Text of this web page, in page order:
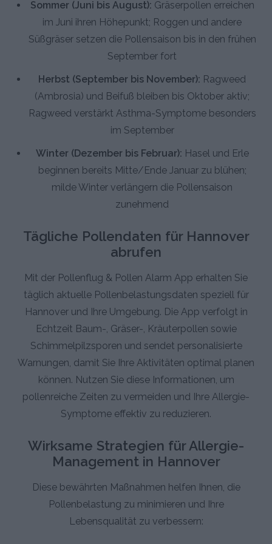
Sommer (Juni bis August): Gräserpollen erreichen
im Juni ihren Höhepunkt; Roggen und andere
Süßgräser setzen die Pollensaison bis in den frühen
September fort
Herbst (September bis November): Ragweed
(Ambrosia) und Beifuß bleiben bis Oktober aktiv;
Ragweed verstärkt Asthma-Symptome besonders
im September
Winter (Dezember bis Februar): Hasel und Erle
beginnen bereits Mitte/Ende Januar zu blühen;
milde Winter verlängern die Pollensaison
zunehmend
Tägliche Pollendaten für Hannover
abrufen
Mit der Pollenflug & Pollen Alarm App erhalten Sie
täglich aktuelle Pollenbelastungsdaten speziell für
Hannover und Ihre Umgebung. Die App verfolgt in
Echtzeit Baum-, Gräser-, Kräuterpollen sowie
Schimmelpilzsporen und sendet personalisierte
Warnungen, damit Sie Ihre Aktivitäten optimal planen
können. Nutzen Sie diese Informationen, um
pollenreiche Zeiten zu vermeiden und Ihre Allergie-
Symptome effektiv zu reduzieren.
Wirksame Strategien für Allergie-
Management in Hannover
Diese bewährten Maßnahmen helfen Ihnen, die
Pollenbelastung zu minimieren und Ihre
Lebensqualität zu verbessern: